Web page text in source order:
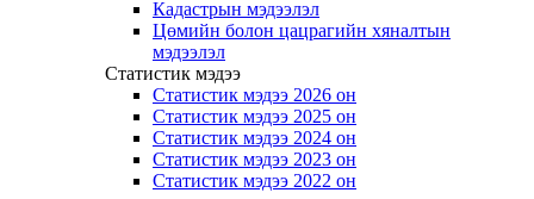
Кадастрын мэдээлэл
Цөмийн болон цацрагийн хяналтын
мэдээлэл
Статистик мэдээ
Статистик мэдээ 2026 он
Статистик мэдээ 2025 он
Статистик мэдээ 2024 он
Статистик мэдээ 2023 он
Статистик мэдээ 2022 он